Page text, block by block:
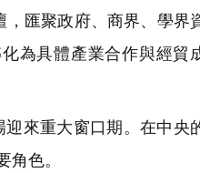
匯聚政府、商界、學界
為具體產業合作與經貿
來重大窗口期。在中央
色。